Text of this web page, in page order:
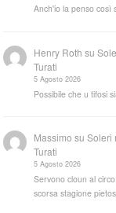
Anch'io la penso così
Henry Roth su
Turati
5 Agosto 2026
Possibile che u tifosi
Massimo suSoleri
Turati
5 Agosto 2026
Servono cloun al
scorsa stagione